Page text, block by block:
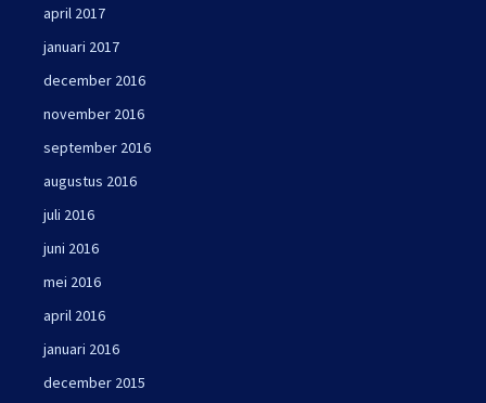
april 2017
januari 2017
december 2016
november 2016
september 2016
augustus 2016
juli 2016
juni 2016
mei 2016
april 2016
januari 2016
december 2015